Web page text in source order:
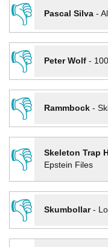
👎
Pascal Silva-
👎
Peter Wolf-
👎
Rammbock-
👎
Skeleton Trap
Epstein Files
👎
Skumbollar-